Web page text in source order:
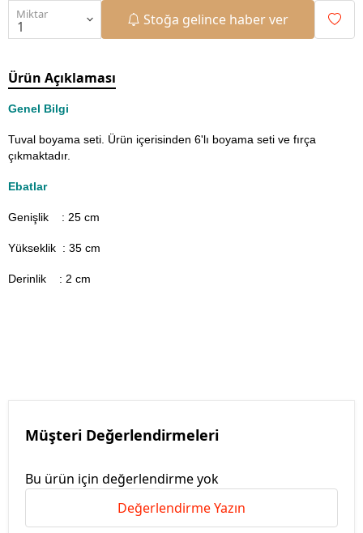
Miktar Stoğa gelince haber ver
Ürün Açıklaması
Genel Bilgi
Tuval boyama seti. Ürün içerisinden 6'lı boyama seti ve fırça
çıkmaktadır.
Ebatlar
Genişlik : 25 cm
Yükseklik : 35 cm
Derinlik : 2 cm
Müşteri Değerlendirmeleri
Bu ürün için değerlendirme yok
Değerlendirme Yazın